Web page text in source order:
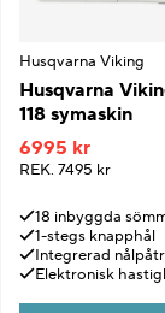
Husqvarna Viking
Husqvarna
118 symaskin
6995 kr
REK. 7495 kr
18 inbyggda
1-stegs knapphål
Integrerad
Elektronisk